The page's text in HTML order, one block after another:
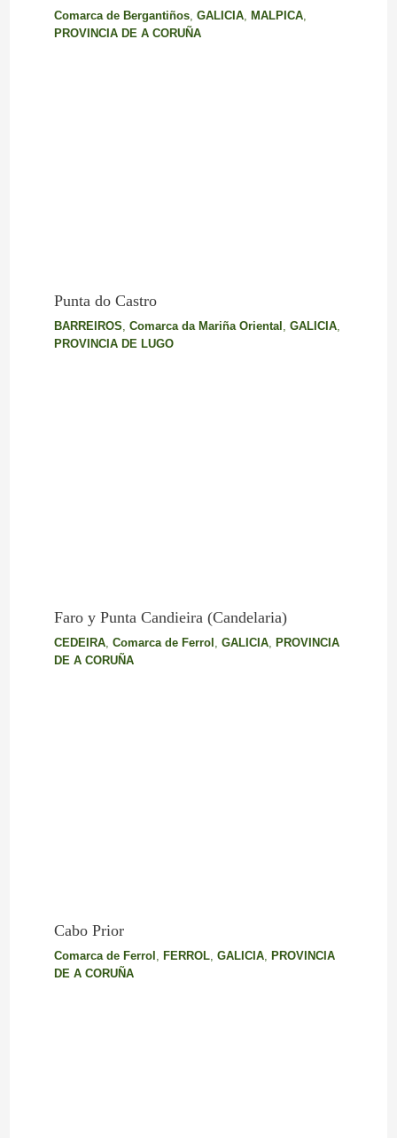
Comarca de Bergantiños, GALICIA, MALPICA,
PROVINCIA DE A CORUÑA
Punta do Castro
BARREIROS Comarca da Mariña Oriental GALICIA,
PROVINCIA DE LUGO
Faro y Punta Candieira (Candelaria)
CEDEIRA, Comarca de Ferrol , GALICIA, PROVINCIA
DE A CORUÑA
Cabo Prior
Comarca de Ferrol FERROL, GALICIA,
PROVINCIA
DE A CORUÑA